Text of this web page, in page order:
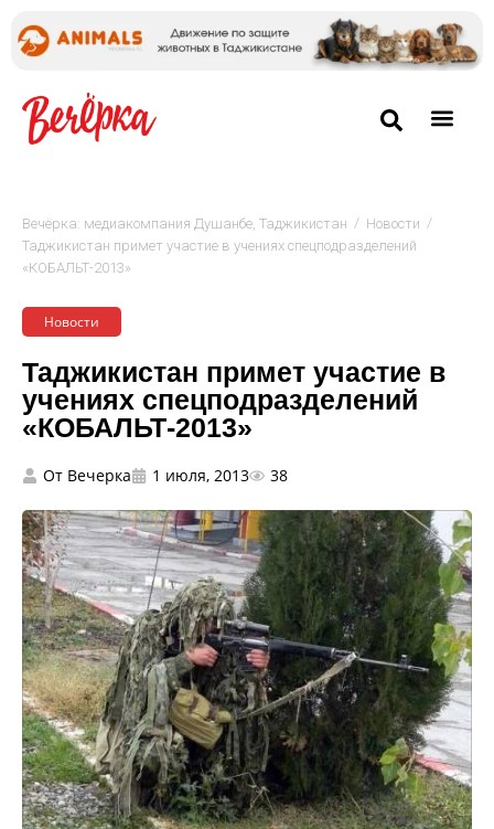
Вечёрка: медиакомпания Душанбе, Таджикистан / Новости /
Таджикистан примет участие в учениях спецподразделений
«КОБАЛЬТ-2013»
Новости
Таджикистан примет участие в
учениях спецподразделений
«КОБАЛЬТ-2013»
От Вечерка 1 июля, 2013 38